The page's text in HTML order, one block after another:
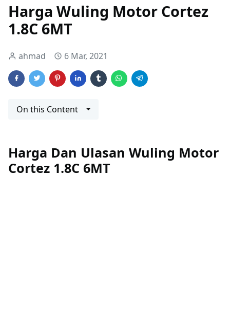
Harga Wuling Motor Cortez
1.8C 6MT
ahmad 6 Mar, 2021
On this Content
Harga Dan Ulasan Wuling Motor
Cortez 1.8C 6MT